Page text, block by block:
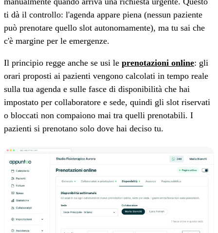
ti dà il controllo: l'agenda appare piena (nessun paziente
può prenotare quello slot autonomamente), ma tu sai che
c'è margine per le emergenze.
Il principio regge anche se usi le prenotazioni online: gli
orari proposti ai pazienti vengono calcolati in tempo reale
sulla tua agenda e sulle fasce di disponibilità che hai
impostato per collaboratore e sede, quindi gli slot riservati
o bloccati non compaiono mai tra quelli prenotabili. I
pazienti si prenotano solo dove hai deciso tu.